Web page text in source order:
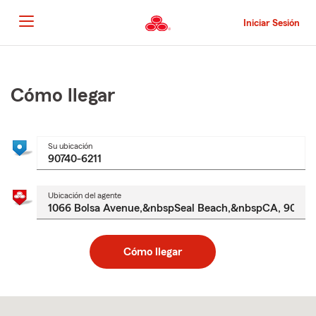
al
contenido
principal
Iniciar Sesión
principal
Cómo llegar
Su ubicación
Ubicación del agente
Cómo llegar
to